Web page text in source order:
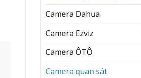
Camera Dahua
Camera Ezviz
Camera ÔTÔ
Camera quan sát